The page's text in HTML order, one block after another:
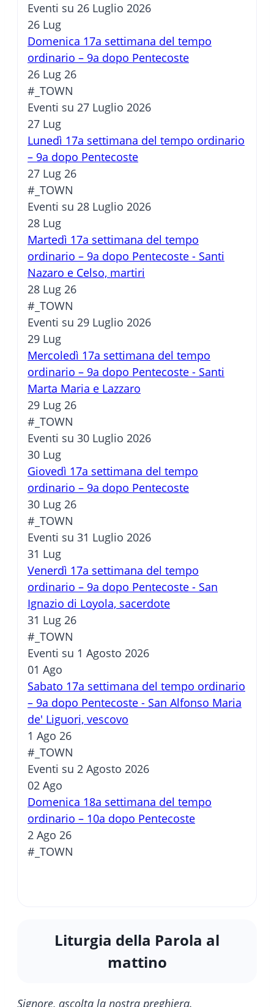
Eventi su 26 Luglio 2026
26 Lug
Domenica 17a settimana del tempo
ordinario – 9a dopo Pentecoste
26 Lug 26
#_TOWN
Eventi su 27 Luglio 2026
27 Lug
Lunedì 17a settimana del tempo ordinario
– 9a dopo Pentecoste
27 Lug 26
#_TOWN
Eventi su 28 Luglio 2026
28 Lug
Martedì 17a settimana del tempo
ordinario – 9a dopo Pentecoste - Santi
Nazaro e Celso, martiri
28 Lug 26
#_TOWN
Eventi su 29 Luglio 2026
29 Lug
Mercoledì 17a settimana del tempo
ordinario – 9a dopo Pentecoste - Santi
Marta Maria e Lazzaro
29 Lug 26
#_TOWN
Eventi su 30 Luglio 2026
30 Lug
Giovedì 17a settimana del tempo
ordinario – 9a dopo Pentecoste
30 Lug 26
#_TOWN
Eventi su 31 Luglio 2026
31 Lug
Venerdì 17a settimana del tempo
ordinario – 9a dopo Pentecoste - San
Ignazio di Loyola, sacerdote
31 Lug 26
#_TOWN
Eventi su 1 Agosto 2026
01 Ago
Sabato 17a settimana del tempo ordinario
– 9a dopo Pentecoste - San Alfonso Maria
de' Liguori, vescovo
1 Ago 26
#_TOWN
Eventi su 2 Agosto 2026
02 Ago
Domenica 18a settimana del tempo
ordinario – 10a dopo Pentecoste
2 Ago 26
#_TOWN
Liturgia della Parola al
mattino
Signore, ascolta la nostra preghiera.